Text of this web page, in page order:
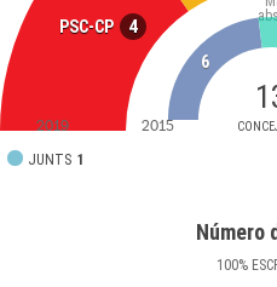
PSC-CP 4
JUNTS 1
6
2019 2015
Número
100%